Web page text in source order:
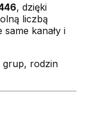
, dzięki
liczbą
kanały i
grup, rodzin